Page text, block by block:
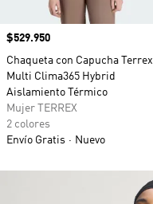
Precio
$529.950
Chaqueta con Capucha Terrex
Multi Clima365 Hybrid
Aislamiento Térmico
Mujer TERREX
2 colores
Envío Gratis
Nuevo